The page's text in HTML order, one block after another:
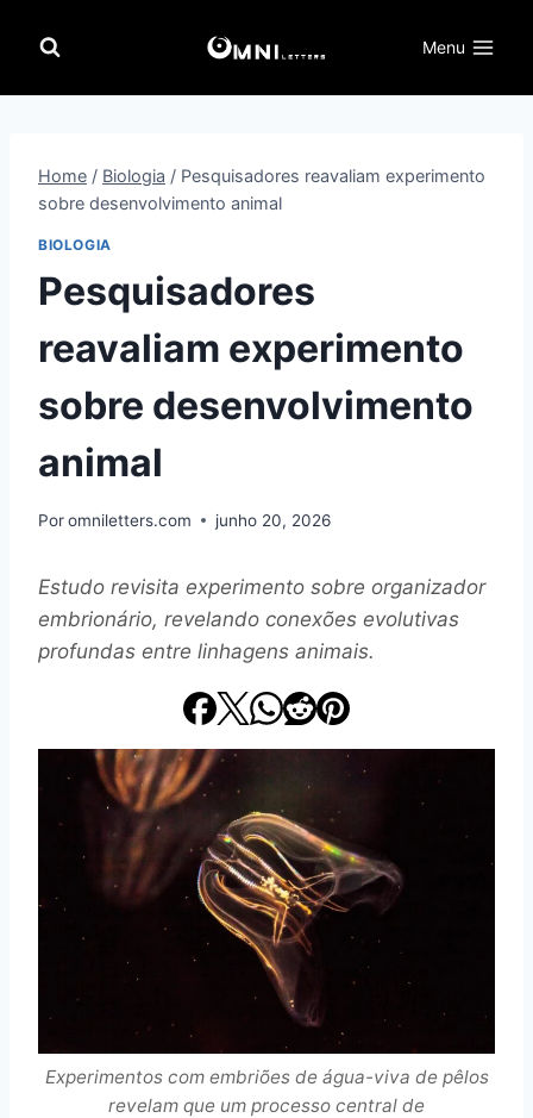
para
Menu
Home / Biologia / Pesquisadores reavaliam experimento
sobre desenvolvimento animal
BIOLOGIA
Pesquisadores
reavaliam experimento
sobre desenvolvimento
animal
Poromniletters.com junho 20, 2026
Estudo revisita experimento sobre organizador
embrionário, revelando conexões evolutivas
profundas entre linhagens animais.
Experimentos com embriões de água-viva de pêlos
revelam que um processo central de